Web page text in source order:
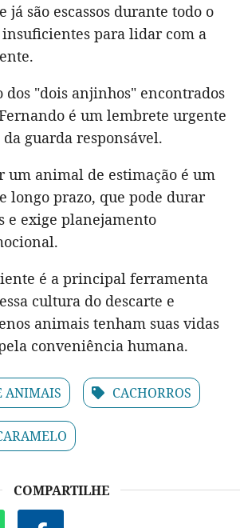
já são escassos durante todo o
para lidar com a
dos "dois anjinhos" encontrados
é um lembrete urgente
guarda responsável.
um animal de estimação é um
longo prazo, que pode durar
e exige planejamento
é a principal ferramenta
cultura do descarte e
animais tenham suas vidas
conveniência humana.
ANIMAIS CACHORROS
COMPARTILHE